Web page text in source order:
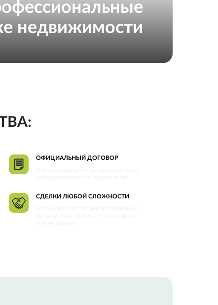
недвижимости
CДЕЛКИ ЛЮБОЙ СЛОЖНОСТИ
Большой штат специалистов разных
направлений позволяет нам решать
любые задачи
Это гарантия качества оказания услуг
и плодотворного сотрудничества
ОФИЦИАЛЬНЫЙ ДОГОВОР